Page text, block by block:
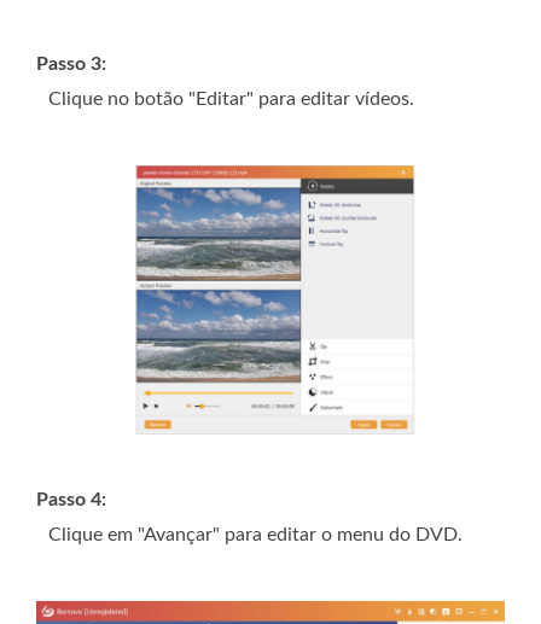
Passo 3:
Clique no botão "Editar" para editar vídeos.
Passo 4:
Clique em "Avançar" para editar o menu do DVD.